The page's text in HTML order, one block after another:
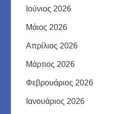
Ιούνιος 2026
Μάιος 2026
Απρίλιος 2026
Μάρτιος 2026
Φεβρουάριος 2026
Ιανουάριος 2026